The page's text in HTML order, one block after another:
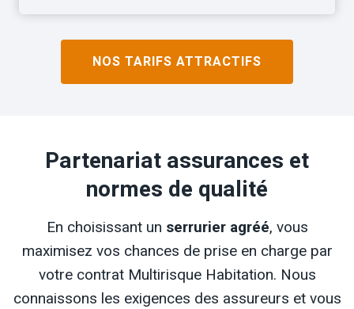
NOS TARIFS ATTRACTIFS
Partenariat assurances et
normes de qualité
En choisissant un serrurier agréé, vous
maximisez vos chances de prise en charge par
votre contrat Multirisque Habitation. Nous
connaissons les exigences des assureurs et vous